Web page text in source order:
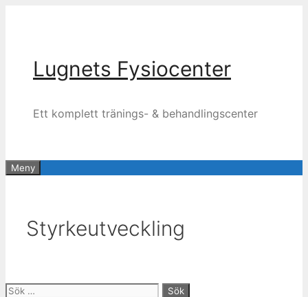
Lugnets Fysiocenter
Ett komplett tränings- & behandlingscenter
Meny
Styrkeutveckling
Sök